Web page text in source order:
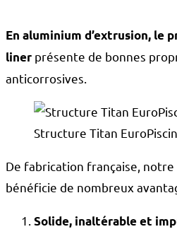
En aluminium d’extrusion, le
liner présente de bonnes
anticorrosives.
Structure Titan
De fabrication française,
bénéficie de nombreux
Solide, inaltérable et